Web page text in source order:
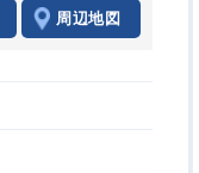
周辺地図